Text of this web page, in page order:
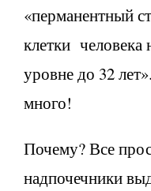
«перманентный
клетки человека
уровне до 32
много!
Почему? Все
надпочечники